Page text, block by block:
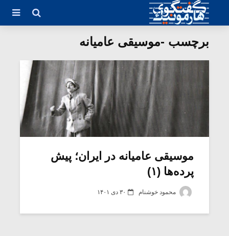
برچسب -موسیقی عامیانه
موسیقی عامیانه در ایران؛ پیش
پرده‌ها (۱)
محمود خوشنام ۳۰ دی ۱۴۰۱